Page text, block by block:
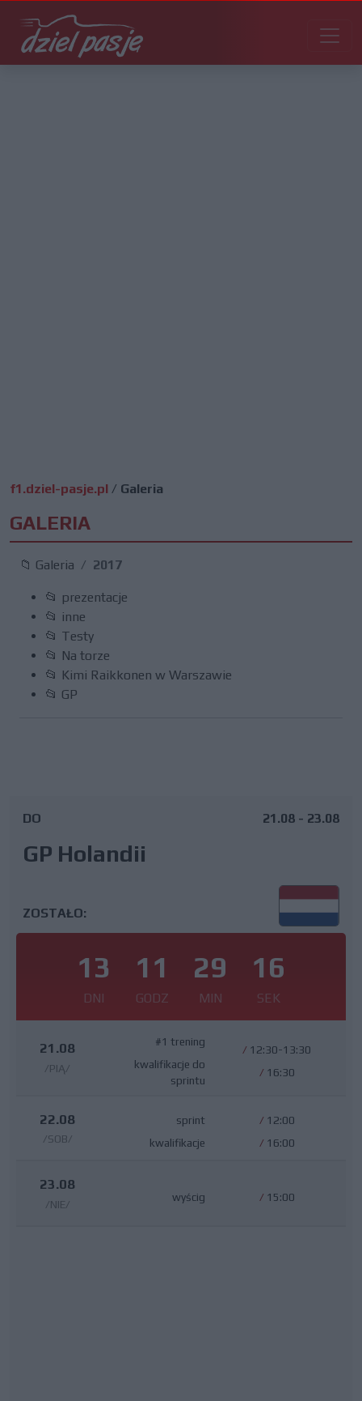
f1.dziel-pasje.pl / Galeria
GALERIA
📁 Galeria 2017
📂 prezentacje
📂 inne
📂 Testy
📂 Na torze
📂 Kimi Raikkonen w Warszawie
📂 GP
DO
GP Holandii
21.08 - 23.08
ZOSTAŁO:
13
DNI
11
GODZ
29
MIN
15
SEK
21.08
/PIĄ/
#1 trening
kwalifikacje do
sprintu
/ 12:30-13:30
/ 16:30
22.08
/SOB/
sprint
kwalifikacje
/ 12:00
/ 16:00
23.08
/NIE/
wyścig / 15:00